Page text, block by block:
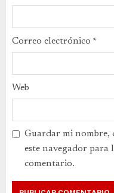
Correo electrónico *
Web
Guardar mi nombre,
este navegador para
comentario.